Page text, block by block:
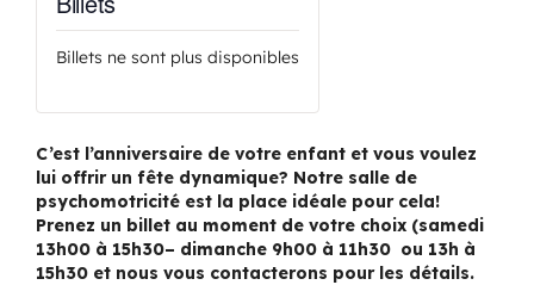
Billets ne sont plus disponibles
C’est l’anniversaire de votre enfant et vous voulez
lui offrir un fête dynamique? Notre salle de
psychomotricité est la place idéale pour cela!
Prenez un billet au moment de votre choix (samedi
13h00 à 15h30– dimanche 9h00 à 11h30 ou 13h à
15h30 et nous vous contacterons pour les détails.